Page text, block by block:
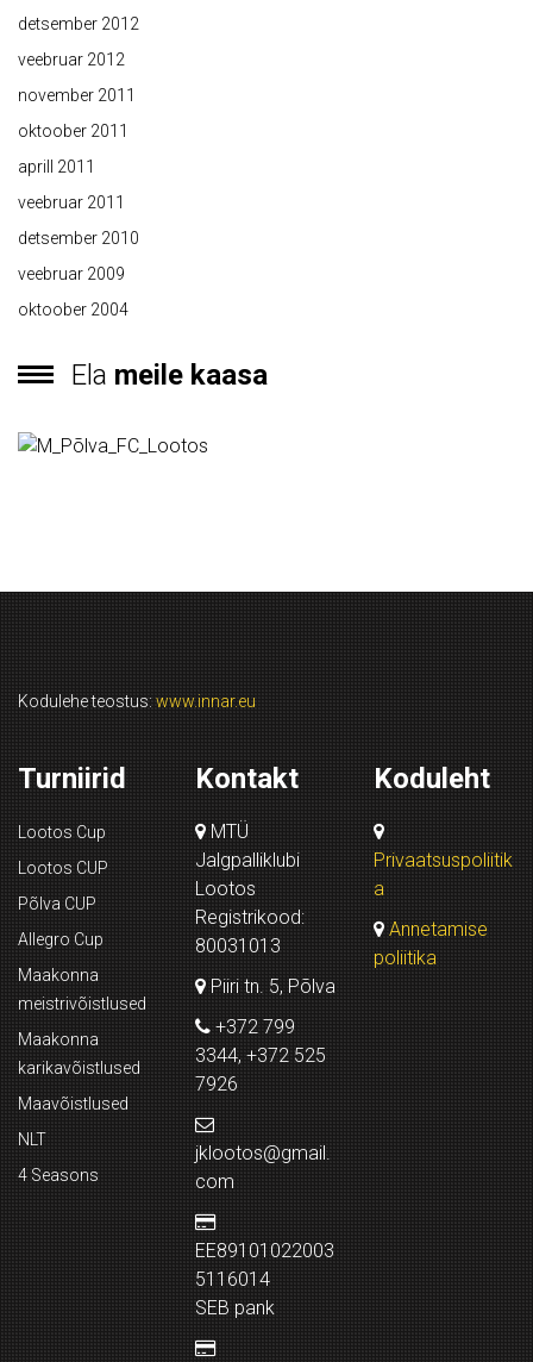
detsember 2012
veebruar 2012
november 2011
oktoober 2011
aprill 2011
veebruar 2011
detsember 2010
veebruar 2009
oktoober 2004
Ela meile kaasa
Kodulehe teostus: www.innar.eu
Turniirid
Lootos Cup
Lootos CUP
Põlva CUP
Allegro Cup
Maakonna
meistrivõistlused
Maakonna
karikavõistlused
Maavõistlused
NLT
4 Seasons
Kontakt
MTÜ
Jalgpalliklubi
Lootos
Registrikood:
80031013
Piiri tn. 5, Põlva
+372 799
3344, +372 525
7926
jklootos@gmail.
com
EE89101022003
5116014
SEB pank
Koduleht
Privaatsuspoliitik
a
Annetamise
poliitika